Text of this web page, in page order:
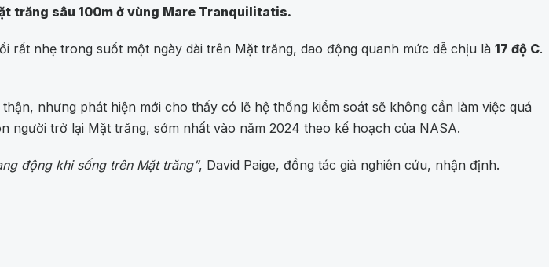
trăng sâu 100m ở vùng Mare Tranquilitatis.
nhẹ trong suốt một ngày dài trên Mặt trăng, dao động quanh mức dễ chịu là 17 độ C.
nhưng phát hiện mới cho thấy có lẽ hệ thống kiểm soát sẽ không cần làm việc quá
trở lại Mặt trăng, sớm nhất vào năm 2024 theo kế hoạch của NASA.
động khi sống trên Mặt trăng”, David Paige, đồng tác giả nghiên cứu, nhận định.